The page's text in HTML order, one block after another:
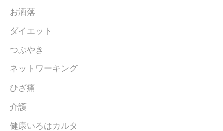
お洒落
ダイエット
つぶやき
ネットワーキング
ひざ痛
介護
健康いろはカルタ